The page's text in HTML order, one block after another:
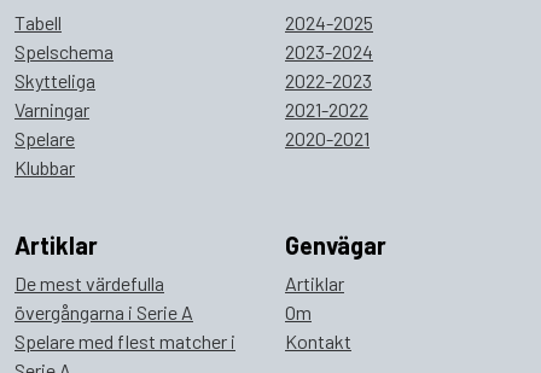
Tabell
Spelschema
Skytteliga
Varningar
Spelare
Klubbar
2024-2025
2023-2024
2022-2023
2021-2022
2020-2021
Artiklar
De mest värdefulla
övergångarna i Serie A
Spelare med flest matcher i
Genvägar
Artiklar
Om
Kontakt